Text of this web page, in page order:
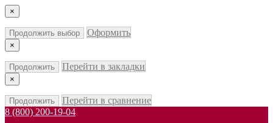
×
Продолжить выбор Оформить
×
Продолжить Перейти в закладки
×
Продолжить
Перейти в сравнение
8 (800) 200-19-04